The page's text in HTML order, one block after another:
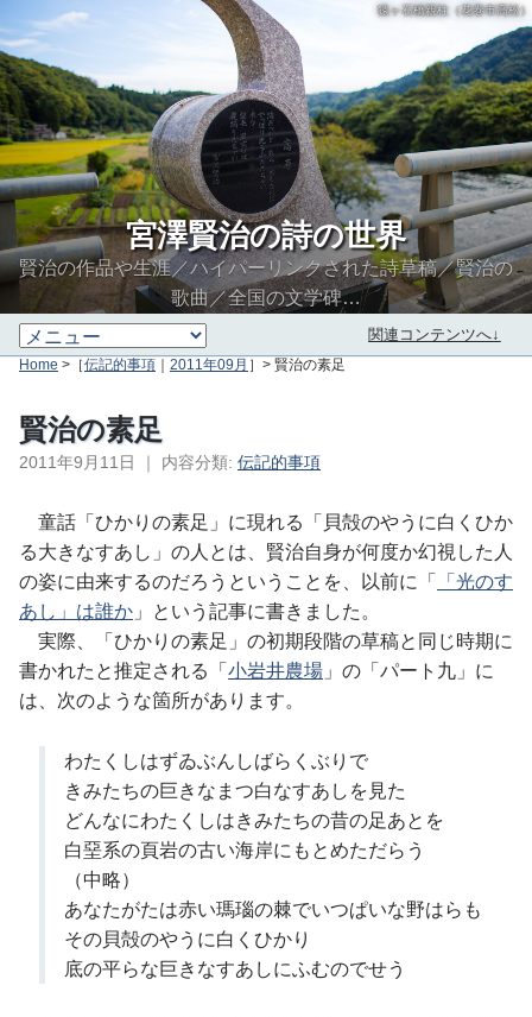
猿ヶ石橋親柱（花巻市高松）
宮澤賢治の詩の世界
賢治の作品や生涯／ハイパーリンクされた詩草稿／賢治の
歌曲／全国の文学碑…
関連コンテンツへ↓
Home >［伝記的事項 ｜ 2011年09月 ］> 賢治の素足
賢治の素足
2011年9月11日 ｜ 内容分類: 伝記的事項
童話「ひかりの素足」に現れる「貝殻のやうに白くひか
る大きなすあし」の人とは、賢治自身が何度か幻視した人
の姿に由来するのだろうということを、以前に「
「光のす
あし」は誰か 」という記事に書きました。
実際、「ひかりの素足」の初期段階の草稿と同じ時期に
書かれたと推定される「 小岩井農場 」の「パート九」に
は、次のような箇所があります。
わたくしはずゐぶんしばらくぶりで
きみたちの巨きなまつ白なすあしを見た
どんなにわたくしはきみたちの昔の足あとを
白堊系の頁岩の古い海岸にもとめただらう
（中略）
あなたがたは赤い瑪瑙の棘でいつぱいな野はらも
その貝殻のやうに白くひかり
底の平らな巨きなすあしにふむのでせう